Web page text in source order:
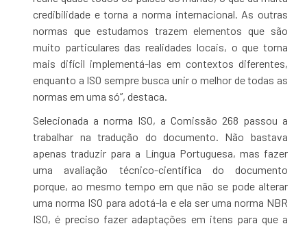
credibilidade e torna a norma internacional. As outras
normas que estudamos trazem elementos que são
muito particulares das realidades locais, o que torna
mais difícil implementá-las em contextos diferentes,
enquanto a ISO sempre busca unir o melhor de todas as
normas em uma só”, destaca.
Selecionada a norma ISO, a Comissão 268 passou a
trabalhar na tradução do documento. Não bastava
apenas traduzir para a Língua Portuguesa, mas fazer
uma avaliação técnico-científica do documento
porque, ao mesmo tempo em que não se pode alterar
uma norma ISO para adotá-la e ela ser uma norma NBR
ISO, é preciso fazer adaptações em itens para que a